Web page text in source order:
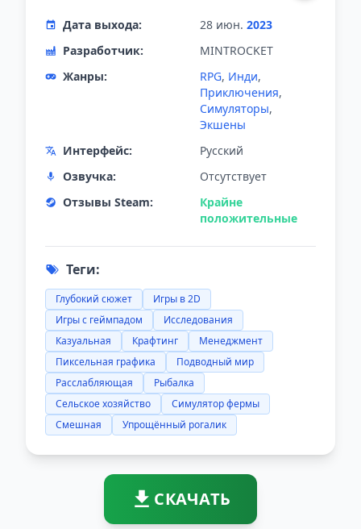
Дата выхода: 28 июн. 2023
Разработчик:
MINTROCKET
Жанры:
RPG, Инди,
Приключения,
Симуляторы,
Экшены
Интерфейс:
Русский
Озвучка:
Отсутствует
Отзывы Steam:
Крайне
положительные
Теги:
Глубокий сюжет
Игры в 2D
Игры с геймпадом
Исследования
Казуальная
Крафтинг
Менеджмент
Пиксельная графика
Подводный мир
Расслабляющая
Рыбалка
Сельское хозяйство
Симулятор фермы
Смешная
Упрощённый рогалик
СКАЧАТЬ